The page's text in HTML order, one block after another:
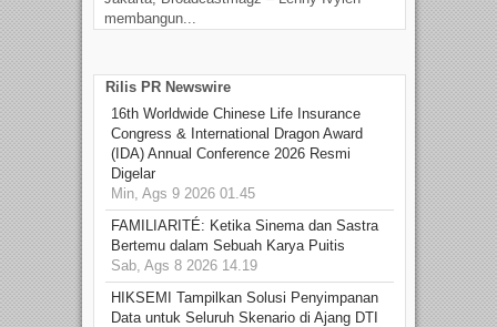
membangun...
Rilis PR Newswire
16th Worldwide Chinese Life Insurance
Congress & International Dragon Award
(IDA) Annual Conference 2026 Resmi
Digelar
Min, Ags 9 2026 01.45
FAMILIARITÉ: Ketika Sinema dan Sastra
Bertemu dalam Sebuah Karya Puitis
Sab, Ags 8 2026 14.19
HIKSEMI Tampilkan Solusi Penyimpanan
Data untuk Seluruh Skenario di Ajang DTI